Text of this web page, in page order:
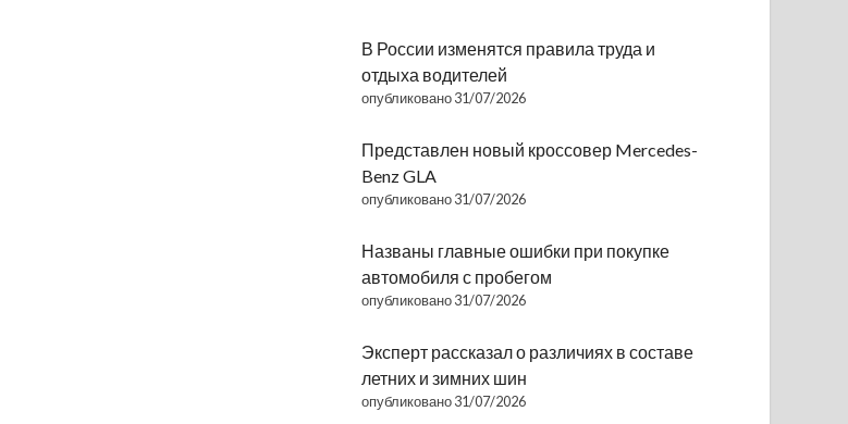
В России изменятся правила труда и
отдыха водителей
опубликовано 31/07/2026
Представлен новый кроссовер Mercedes-
Benz GLA
опубликовано 31/07/2026
Названы главные ошибки при покупке
автомобиля с пробегом
опубликовано 31/07/2026
Эксперт рассказал о различиях в составе
летних и зимних шин
опубликовано 31/07/2026